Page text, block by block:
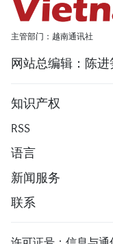
主管部门：越南通讯社
网站总编辑：陈进
知识产权
RSS
语言
新闻服务
联系